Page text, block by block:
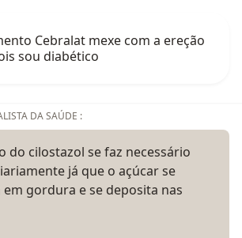
Cebralat mexe com a ereção
sou diabético
DA SAÚDE :
do cilostazol se faz necessário
já que o açúcar se
gordura e se deposita nas